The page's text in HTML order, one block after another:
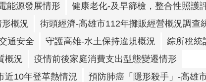
能源發展情形
健康老化-及早篩檢，整合性照護
概況
街頭經濟-高雄市112年攤販經營概況調查
通安全
守護高雄-水土保持違規概況
綜所稅統
概況
疫情前後家庭消費支出型態變遷情形
近10年登革熱情況
預防肺癌「隱形殺手」-高雄